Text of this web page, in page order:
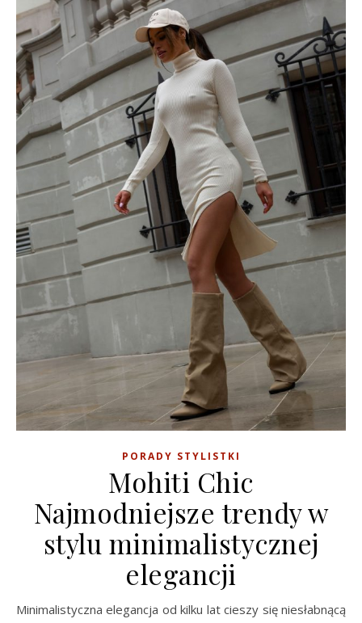
PORADY STYLISTKI
Mohiti Chic
Najmodniejsze trendy w
stylu minimalistycznej
elegancji
Minimalistyczna elegancja od kilku lat cieszy się niesłabnącą